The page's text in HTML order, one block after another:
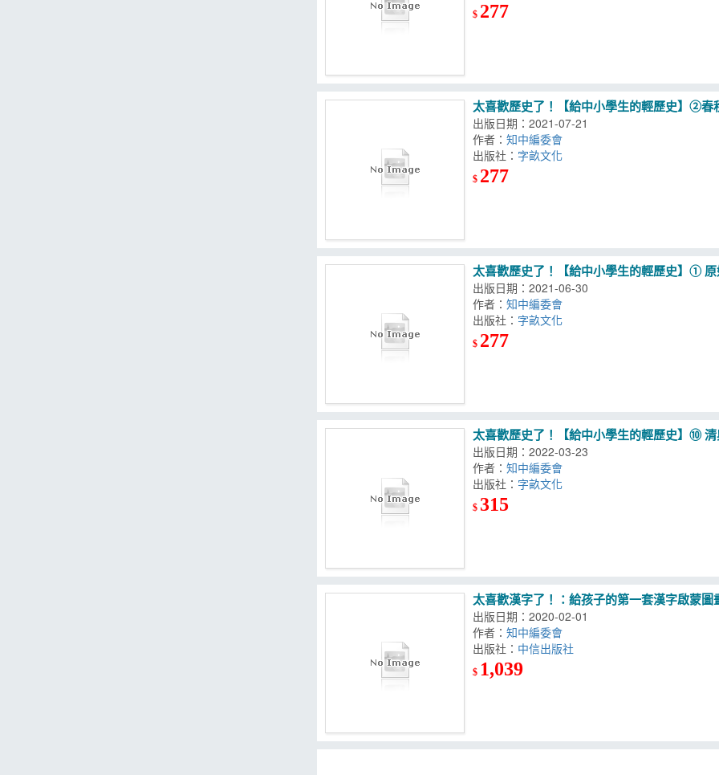
$ 277
太喜歡歷史了！【給中小學生的輕歷史】②春
出版日期：2021-07-21
作者：知中編委會
出版社：
$ 277
太喜歡歷史了！【給中小學生的輕歷史】①
出版日期：2021-06-30
作者：知中編委會
出版社：
$ 277
太喜歡歷史了！【給中小學生的輕歷史】⑩
出版日期：2022-03-23
作者：知中編委會
出版社：
$ 315
太喜歡漢字了！：給孩子的第一套漢字啟蒙圖
出版日期：2020-02-01
作者：知中編委會
出版社： 中信出版社
$ 1,039